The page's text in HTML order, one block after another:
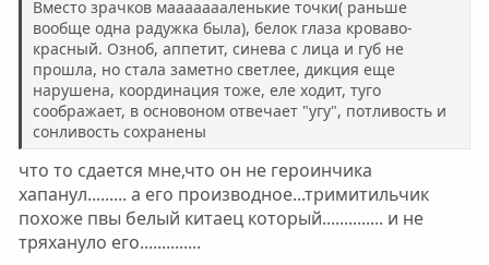
й
г
о
л
с
й
г
о
л
с
Вместо зрачков маааааааленькие точки( раньше
вообще одна радужка была), белок глаза кроваво-
красный. Озноб, аппетит, синева с лица и губ не
прошла, но стала заметно светлее, дикция еще
нарушена, координация тоже, еле ходит, туго
соображает, в основоном отвечает "угу", потливость и
сонливость сохранены
что то сдается мне,что он не героинчика
хапанул......... а его производное...тримитильчик
похоже пвы белый китаец который.............. и не
тряхануло его..............